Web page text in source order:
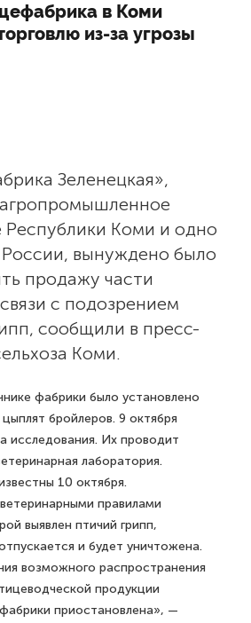
в Коми
из-за угрозы
Зеленецкая»,
Республики Коми и одно
России, вынуждено было
продажу части
с подозрением
сообщили в пресс-
Коми.
фабрики было установлено
цыплят бройлеров. 9 октября
исследования. Их проводит
лаборатория.
10 октября.
правилами
выявлен птичий грипп,
и будет уничтожена.
возможного распространения
продукции
приостановлена», —